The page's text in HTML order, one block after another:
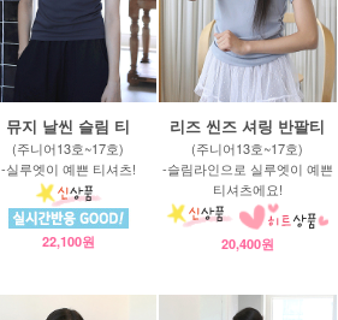
뮤지 날씬 슬림 티
(주니어13호~17호)
-실루엣이 예쁜 티셔츠!
22,100원
리즈 씬즈 셔링 반팔티
(주니어13호~17호)
-슬림라인으로 실루엣이 예쁜
티셔츠에요!
20,400원